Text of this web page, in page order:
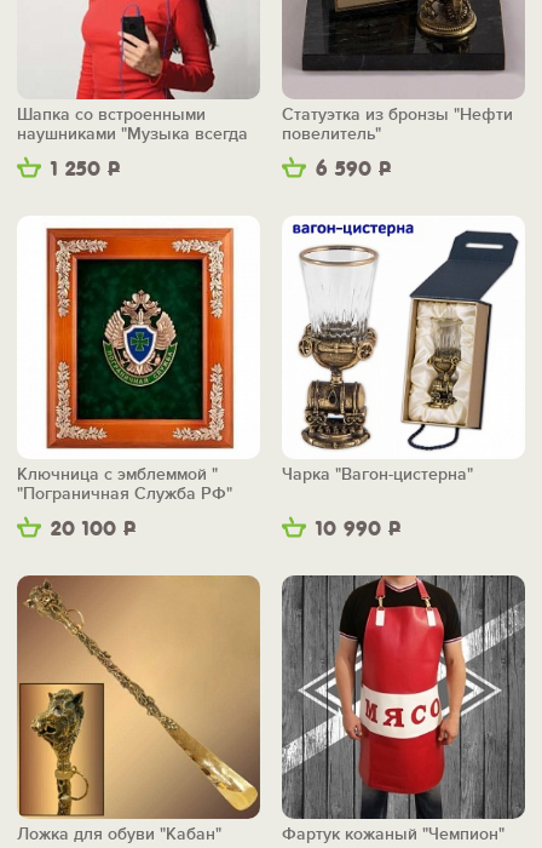
1 250 Р
Шапка со встроенными
наушниками "Музыка всегда
со мной"
6 590 Р
Статуэтка из бронзы "Нефти
повелитель"
20 100 Р
Ключница с эмблеммой "
"Пограничная Служба РФ"
10 990 Р
Чарка "Вагон-цистерна"
Ложка для обуви "Кабан" Фартук кожаный "Чемпион"